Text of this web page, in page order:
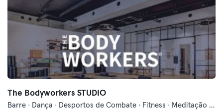
The Bodyworkers STUDIO
Barre · Dança · Desportos de Combate · Fitness · Meditação · Pilates · Treinos Funcionais · Yoga